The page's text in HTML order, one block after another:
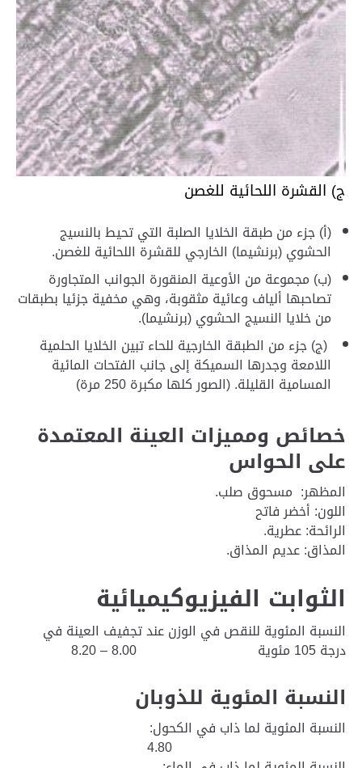
ج) القشرة اللحائية للغصن
(أ) جزء من طبقة الخلايا الصلبة التي تحيط بالنسيج
الحشوي (برنشيما) الخارجي للقشرة اللحائية للغصن.
(ب) مجموعة من الأوعية المنقورة الجوانب المتجاورة
تصاحبها ألياف وعائية مثقوبة، وهي مخفية جزئيا بطبقات
من خلايا النسيج الحشوي (برنشيما).
(ج) جزء من الطبقة الخارجية للحاء تبين الخلايا الحلمية
اللامعة وجدرها السميكة إلى جانب الفتحات المائية
المسامية القليلة. (الصور كلها مكبرة 250 مرة)
خصائص ومميزات العينة المعتمدة
على الحواس
المظهر: مسحوق صلب.
اللون: أخضر فاتح
الرائحة: عطرية.
المذاق: عديم المذاق.
الثوابت الفیزیوكیمیائیة
النسبة المئوية للنقص في الوزن عند تجفيف العينة في
درجة 105 مئوية 8.00 – 8.20
النسبة المئوية للذوبان
النسبة المئوية لما ذاب في الكحول: